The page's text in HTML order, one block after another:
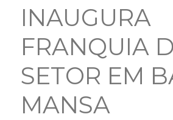
INAUGURA
FRANQUIA
SETOR EM
MANSA